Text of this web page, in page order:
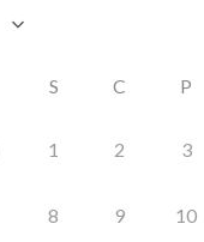
S C P
1 2 3
8 9 10